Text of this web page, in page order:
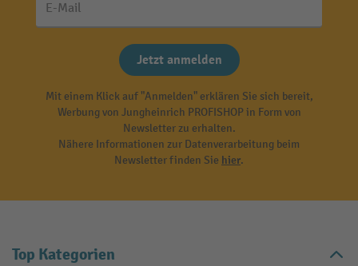
E-Mail
Jetzt anmelden
Mit einem Klick auf "Anmelden" erklären Sie sich bereit,
Werbung von Jungheinrich PROFISHOP in Form von
Newsletter zu erhalten.
Nähere Informationen zur Datenverarbeitung beim
Newsletter finden Sie hier.
Top Kategorien